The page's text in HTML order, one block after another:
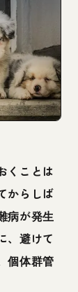
くことは
からしば
病が発生
、避けて
個体群管